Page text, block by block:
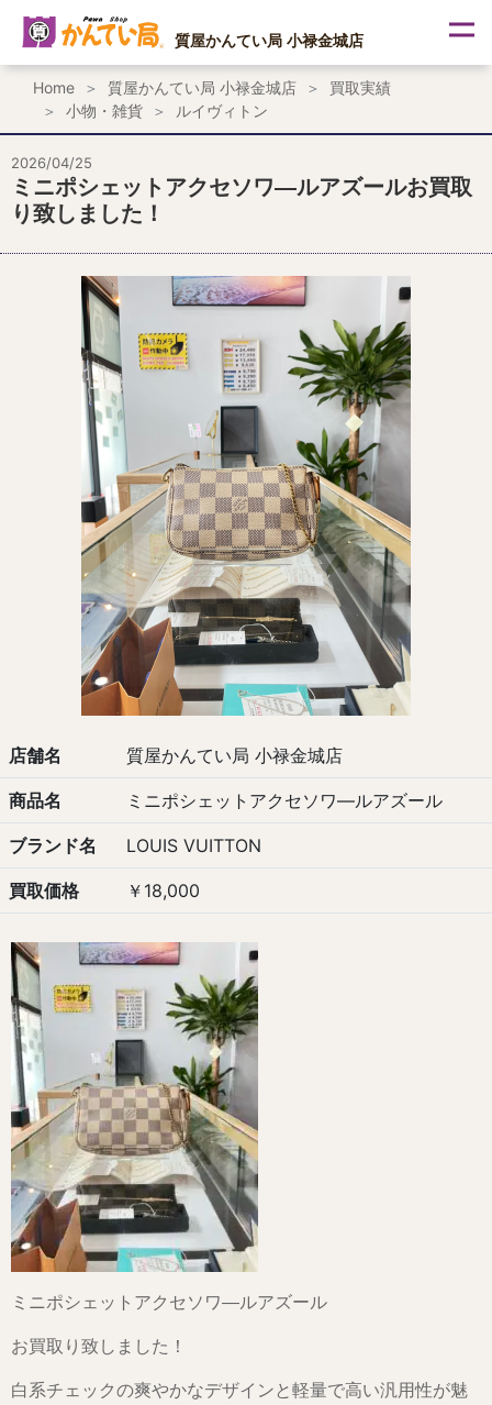
ス
プ
質屋かんてい局 小禄金城店
Home 質屋かんてい局 小禄金城店
買取実績
小物・雑貨
ルイヴィトン
2026/04/25
ミニポシェットアクセソワ―ルアズールお買取
り致しました！
店舗名 質屋かんてい局 小禄金城店
商品名 ミニポシェットアクセソワ―ルアズール
ブランド名 LOUIS VUITTON
買取価格 ￥18,000
ミニポシェットアクセソワ―ルアズール
お買取り致しました！
白系チェックの爽やかなデザインと軽量で高い汎用性が魅